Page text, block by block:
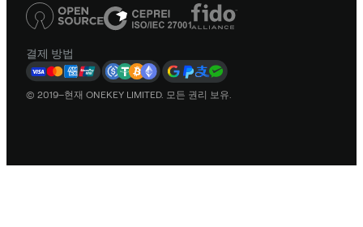
결제 방법
© 2019–현재 ONEKEY LIMITED. 모든 권리 보유.